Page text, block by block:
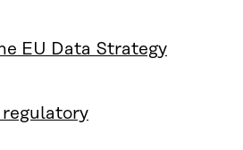
EU Data Strategy
regulatory